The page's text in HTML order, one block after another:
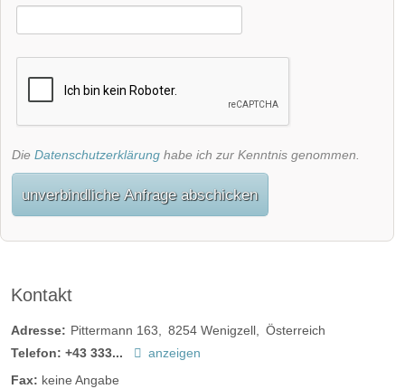
Die Datenschutzerklärung habe ich zur Kenntnis genommen.
unverbindliche Anfrage abschicken
Kontakt
Adresse: Pittermann 163 8254 Wenigzell
Österreich
Telefon: +43 333...
anzeigen
Fax: keine Angabe